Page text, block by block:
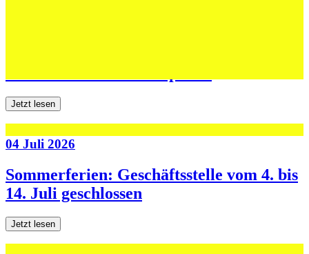
Jetzt lesen
04 Juli 2026
Sommerferien: Geschäftsstelle vom 4. bis
14. Juli geschlossen
Jetzt lesen